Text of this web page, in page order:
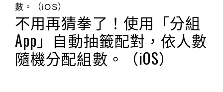
數。（iOS）
不用再猜拳了！使用「分組
App」自動抽籤配對，依人數
隨機分配組數。（iOS）